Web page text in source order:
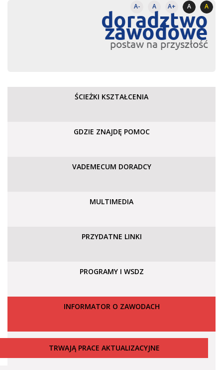
A- A A+ A A
doradztwo
zawodowe
postaw na przyszłość
ŚCIEŻKI KSZTAŁCENIA
GDZIE ZNAJDĘ POMOC
VADEMECUM DORADCY
MULTIMEDIA
PRZYDATNE LINKI
PROGRAMY I WSDZ
INFORMATOR O ZAWODACH
TRWAJĄ PRACE AKTUALIZACYJNE